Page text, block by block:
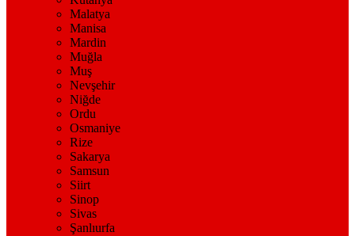
Malatya
Manisa
Mardin
Muğla
Muş
Nevşehir
Niğde
Ordu
Osmaniye
Rize
Sakarya
Samsun
Siirt
Sinop
Sivas
Şanlıurfa